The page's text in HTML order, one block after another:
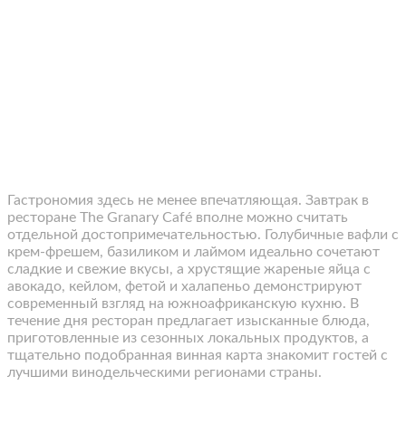
Гастрономия здесь не менее впечатляющая. Завтрак в
ресторане The Granary Café вполне можно считать
отдельной достопримечательностью. Голубичные вафли с
крем-фрешем, базиликом и лаймом идеально сочетают
сладкие и свежие вкусы, а хрустящие жареные яйца с
авокадо, кейлом, фетой и халапеньо демонстрируют
современный взгляд на южноафриканскую кухню. В
течение дня ресторан предлагает изысканные блюда,
приготовленные из сезонных локальных продуктов, а
тщательно подобранная винная карта знакомит гостей с
лучшими винодельческими регионами страны.